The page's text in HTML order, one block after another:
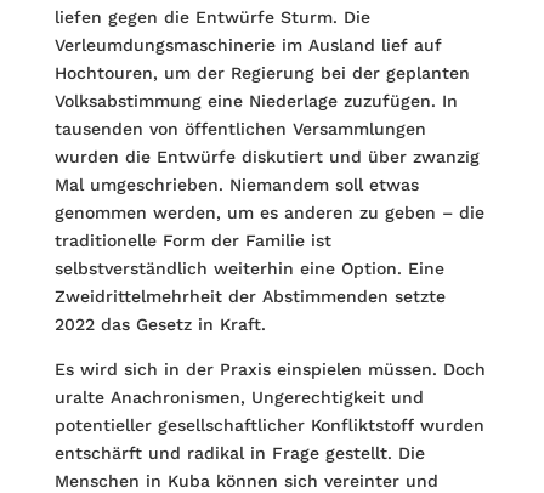
liefen gegen die Entwürfe Sturm. Die
Verleumdungsmaschinerie im Ausland lief auf
Hochtouren, um der Regierung bei der geplanten
Volksabstimmung eine Niederlage zuzufügen. In
tausenden von öffentlichen Versammlungen
wurden die Entwürfe diskutiert und über zwanzig
Mal umgeschrieben. Niemandem soll etwas
genommen werden, um es anderen zu geben – die
traditionelle Form der Familie ist
selbstverständlich weiterhin eine Option. Eine
Zweidrittelmehrheit der Abstimmenden setzte
2022 das Gesetz in Kraft.
Es wird sich in der Praxis einspielen müssen. Doch
uralte Anachronismen, Ungerechtigkeit und
potentieller gesellschaftlicher Konfliktstoff wurden
entschärft und radikal in Frage gestellt. Die
Menschen in Kuba können sich vereinter und